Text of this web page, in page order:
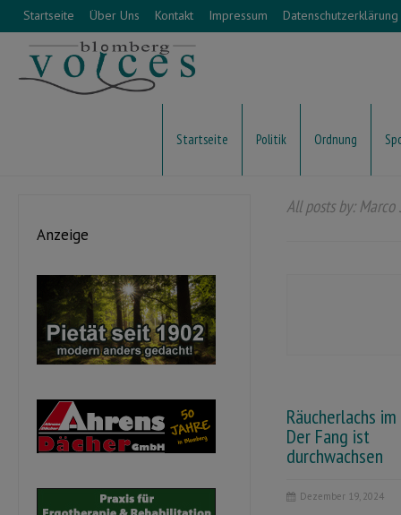
Startseite Über Uns Kontakt Impressum Datenschutzerklärung
Startseite Politik Ordnung
All posts by: Marco
Räucherlachs
Der Fang ist
durchwachsen
Dezember 19, 2024
Anzeige